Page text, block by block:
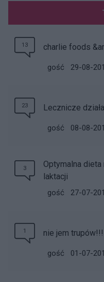
13 charlie foods
gość 29-08-
23 Lecznicze
gość 08-08-
3
Optymalna
laktacji
gość 27-07-
1 nie jem trupów!!!
gość 01-07-